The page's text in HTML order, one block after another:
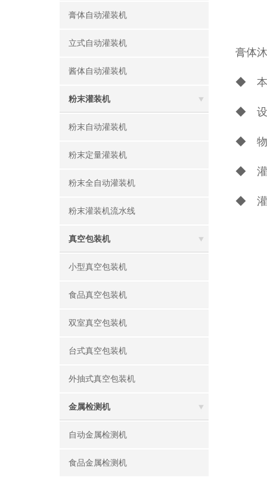
膏体自动灌装机
立式自动灌装机
酱体自动灌装机
粉末灌装机
粉末自动灌装机
粉末定量灌装机
粉末全自动灌装机
粉末灌装机流水线
真空包装机
小型真空包装机
食品真空包装机
双室真空包装机
台式真空包装机
外抽式真空包装机
金属检测机
自动金属检测机
食品金属检测机
膏体
◆ 本
◆ 设
◆ 物
◆ 灌
◆ 灌